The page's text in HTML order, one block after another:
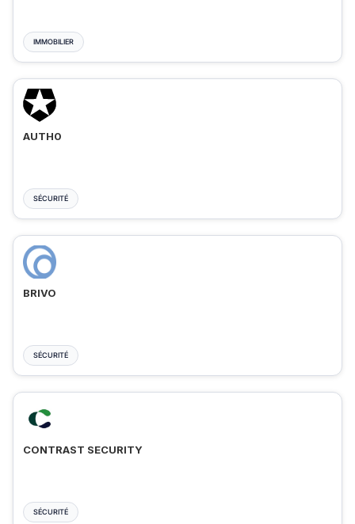
IMMOBILIER
AUTH0
SÉCURITÉ
BRIVO
SÉCURITÉ
CONTRAST SECURITY
SÉCURITÉ